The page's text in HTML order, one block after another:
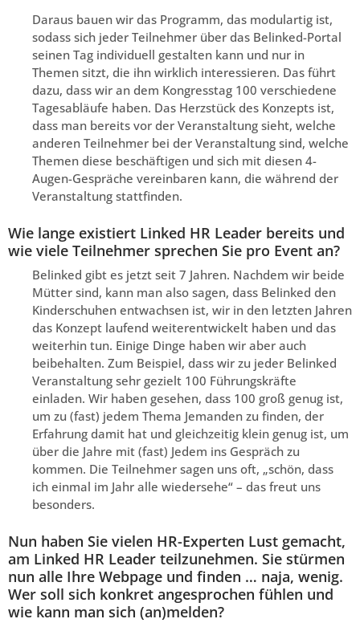
Daraus bauen wir das Programm, das modulartig ist,
sodass sich jeder Teilnehmer über das Belinked-Portal
seinen Tag individuell gestalten kann und nur in
Themen sitzt, die ihn wirklich interessieren. Das führt
dazu, dass wir an dem Kongresstag 100 verschiedene
Tagesabläufe haben. Das Herzstück des Konzepts ist,
dass man bereits vor der Veranstaltung sieht, welche
anderen Teilnehmer bei der Veranstaltung sind, welche
Themen diese beschäftigen und sich mit diesen 4-
Augen-Gespräche vereinbaren kann, die während der
Veranstaltung stattfinden.
Wie lange existiert Linked HR Leader bereits und
wie viele Teilnehmer sprechen Sie pro Event an?
Belinked gibt es jetzt seit 7 Jahren. Nachdem wir beide
Mütter sind, kann man also sagen, dass Belinked den
Kinderschuhen entwachsen ist, wir in den letzten Jahren
das Konzept laufend weiterentwickelt haben und das
weiterhin tun. Einige Dinge haben wir aber auch
beibehalten. Zum Beispiel, dass wir zu jeder Belinked
Veranstaltung sehr gezielt 100 Führungskräfte
einladen. Wir haben gesehen, dass 100 groß genug ist,
um zu (fast) jedem Thema Jemanden zu finden, der
Erfahrung damit hat und gleichzeitig klein genug ist, um
über die Jahre mit (fast) Jedem ins Gespräch zu
kommen. Die Teilnehmer sagen uns oft, „schön, dass
ich einmal im Jahr alle wiedersehe“ – das freut uns
besonders.
Nun haben Sie vielen HR-Experten Lust gemacht,
am Linked HR Leader teilzunehmen. Sie stürmen
nun alle Ihre Webpage und finden … naja, wenig.
Wer soll sich konkret angesprochen fühlen und
wie kann man sich (an)melden?